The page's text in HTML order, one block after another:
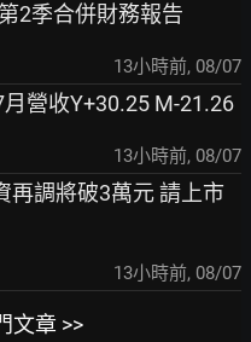
2季合併財務報告
13小時前, 08/07
營收Y+30.25 M-21.26
13小時前, 08/07
再調將破3萬元 請上市
13小時前, 08/07
文章 >>